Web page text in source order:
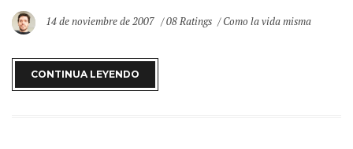
14 de noviembre de 2007 08 Ratings Como la vida misma
CONTINUA LEYENDO